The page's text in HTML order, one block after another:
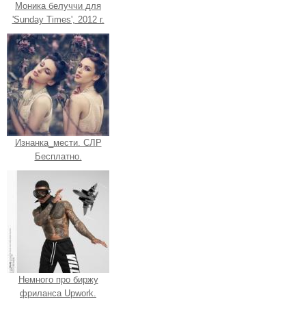
Моника белуччи для
'Sunday Times', 2012 г.
Изнанка_мести. СЛР
Бесплатно.
Немного про биржу
фриланса Upwork.